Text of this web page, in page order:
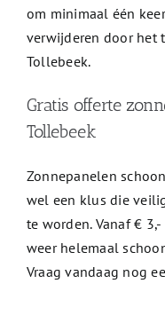
om minimaal één
verwijderen door het
Tollebeek.
Gratis offerte
Tollebeek
Zonnepanelen
wel een klus die
te worden. Vanaf €
weer helemaal
Vraag vandaag nog